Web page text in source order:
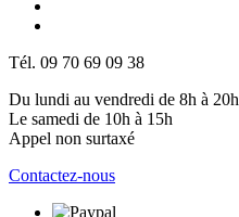
Tél. 09 70 69 09 38
Du lundi au vendredi de 8h à 20h
Le samedi de 10h à 15h
Appel non surtaxé
Contactez-nous